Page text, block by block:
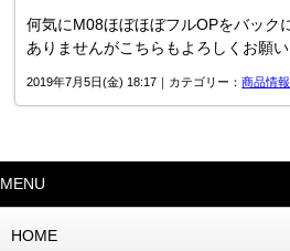
何気にM08ほぼほぼフルOPをバック
ありませんがこちらもよろしくお願
2019年7月5日(金) 18:17｜カテゴリー：商品情報
MENU
HOME